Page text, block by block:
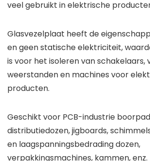
veel gebruikt in elektrische
Glasvezelplaat heeft de
en geen statische elektriciteit,
is voor het isoleren van schakelaars,
weerstanden en machines voor
producten.
Geschikt voor PCB-industrie
distributiedozen, jigboards,
en laagspanningsbedrading dozen,
verpakkingsmachines, kammen, enz.